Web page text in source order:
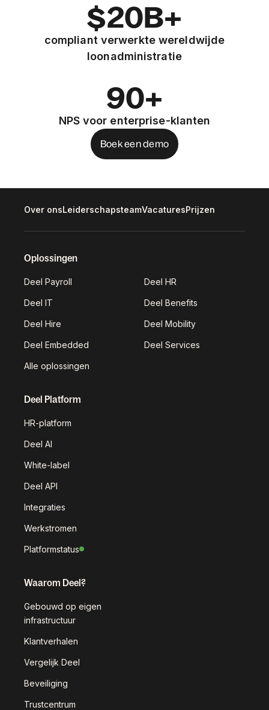
$20B+
compliant verwerkte wereldwijde
loonadministratie
90+
NPS voor enterprise-klanten
Boek een demo
Over onsLeiderschapsteamVacaturesPrijzen
Oplossingen
Deel Payroll Deel HR
Deel IT Deel Benefits
Deel Hire Deel Mobility
Deel Embedded Deel Services
Alle oplossingen
Deel Platform
HR-platform
Deel AI
White-label
Deel API
Integraties
Werkstromen
Platformstatus
Waarom Deel?
Gebouwd op eigen
infrastructuur
Klantverhalen
Vergelijk Deel
Beveiliging
Trustcentrum